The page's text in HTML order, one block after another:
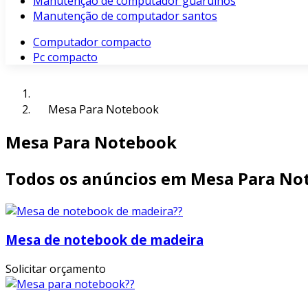
Manutenção de computador santos
Computador compacto
Pc compacto
Mesa Para Notebook
Mesa Para Notebook
Todos os anúncios em Mesa Para
Mesa de notebook de madeira
Solicitar orçamento